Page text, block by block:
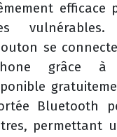
efficace
vulnérables.
se
grâce à
Bluetooth
permettant